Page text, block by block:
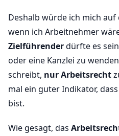
Deshalb würde ich mich auf
wenn ich Arbeitnehmer
Zielführenderdürfte es
oder eine Kanzlei zu
schreibt, nur Arbeitsrecht
mal ein guter Indikator,
bist.
Wie gesagt, das